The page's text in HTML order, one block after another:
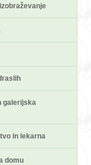
galerijska
in lekarna
domu